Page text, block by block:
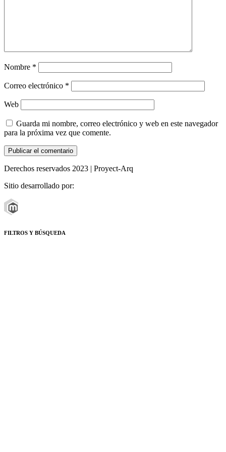
Nombre *
Correo electrónico *
Web
Guarda mi nombre, correo electrónico y web en este navegador
para la próxima vez que comente.
Derechos reservados 2023 | Proyect-Arq
Sitio desarrollado por:
FILTROS Y BÚSQUEDA